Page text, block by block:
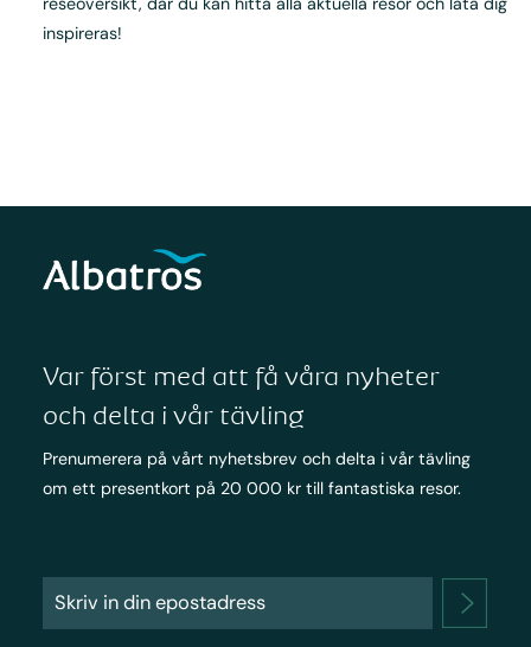
inspireras!
Var först med att få våra nyheter
och delta i vår tävling
Prenumerera på vårt nyhetsbrev och delta i vår tävling
om ett presentkort på 20 000 kr till fantastiska resor.